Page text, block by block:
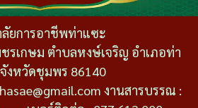
ยการอาชีพท่าแซะ
รเกษม ตำบลหงษ์เจริญ อำเภอท่า
งหวัดชุมพร 86140
งานสารบรรณ :